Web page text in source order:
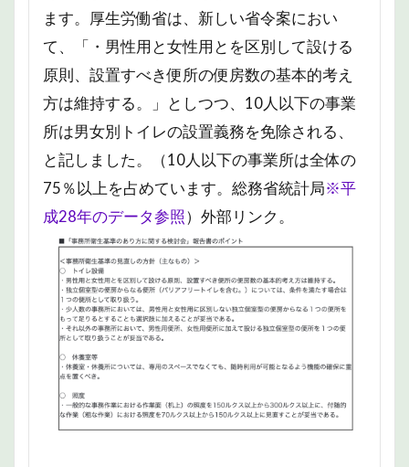
ます。厚生労働省は、新しい省令案におい
て、「・男性用と女性用とを区別して設ける
原則、設置すべき便所の便房数の基本的考え
方は維持する。」としつつ、10人以下の事業
所は男女別トイレの設置義務を免除される、
と記しました。（10人以下の事業所は全体の
75％以上を占めています。総務省統計局※平
成28年のデータ参照）外部リンク。